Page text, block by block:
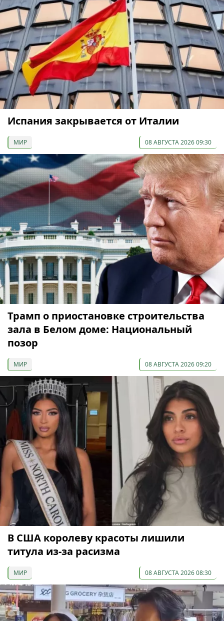
Испания закрывается от Италии
МИР 08 АВГУСТА 2026 09:30
Трамп о приостановке строительства
зала в Белом доме: Национальный
позор
МИР 08 АВГУСТА 2026 09:20
В США королеву красоты лишили
титула из-за расизма
МИР 08 АВГУСТА 2026 08:30